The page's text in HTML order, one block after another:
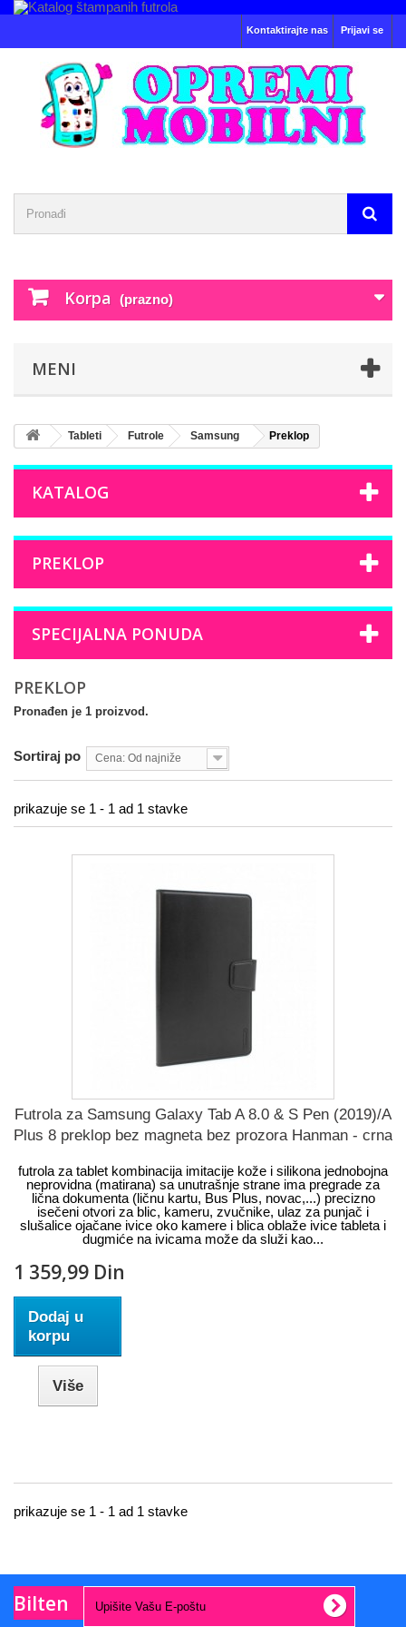
Prijavi se
Kontaktirajte nas
Korpa (prazno)
MENI
Tableti Futrole Samsung Preklop
KATALOG
PREKLOP
SPECIJALNA PONUDA
PREKLOP
Pronađen je 1 proizvod.
Sortiraj po Cena: Od najniže
prikazuje se 1 - 1 ad 1 stavke
Futrola za Samsung Galaxy Tab A 8.0 & S Pen (2019)/A
Plus 8 preklop bez magneta bez prozora Hanman - crna
futrola za tablet kombinacija imitacije kože i silikona jednobojna
neprovidna (matirana) sa unutrašnje strane ima pregrade za
lična dokumenta (ličnu kartu, Bus Plus, novac,...) precizno
isečeni otvori za blic, kameru, zvučnike, ulaz za punjač i
slušalice ojačane ivice oko kamere i blica oblaže ivice tableta i
dugmiće na ivicama može da služi kao...
1 359,99 Din
Dodaj u
korpu
Više
prikazuje se 1 - 1 ad 1 stavke
Bilten